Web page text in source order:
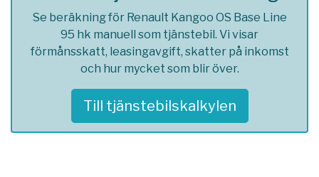
Se beräkning för Renault Kangoo OS Base Line
95 hk manuell som tjänstebil. Vi visar
förmånsskatt, leasingavgift, skatter på inkomst
och hur mycket som blir över.
Till tjänstebilskalkylen